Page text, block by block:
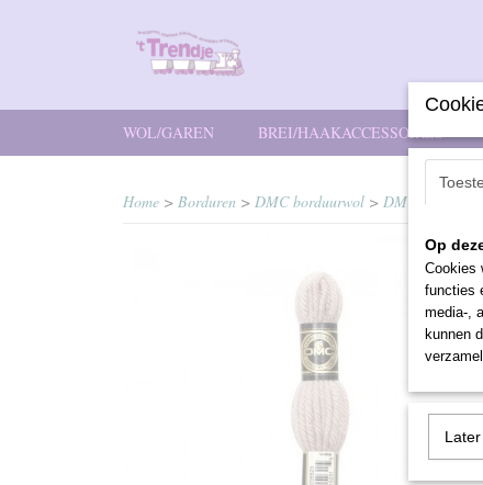
WOL/GAREN BREI/HAAKACCESSOIRES
Home > Borduren > DMC borduurwol > DMC
Op
Cookies
functies
media-,
kunnen